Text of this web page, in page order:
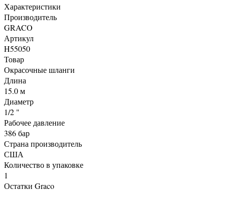
Характеристики
Производитель
GRACO
Артикул
H55050
Товар
Окрасочные шланги
Длина
15.0 м
Диаметр
1/2 "
Рабочее давление
386 бар
Страна производитель
США
Количество в упаковке
1
Остатки Graco